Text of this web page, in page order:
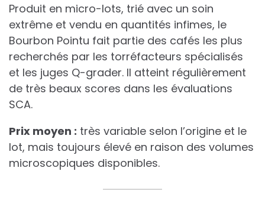
Produit en micro-lots, trié avec un soin
extrême et vendu en quantités infimes, le
Bourbon Pointu fait partie des cafés les plus
recherchés par les torréfacteurs spécialisés
et les juges Q-grader. Il atteint régulièrement
de très beaux scores dans les évaluations
SCA.
Prix moyen : très variable selon l’origine et le
lot, mais toujours élevé en raison des volumes
microscopiques disponibles.